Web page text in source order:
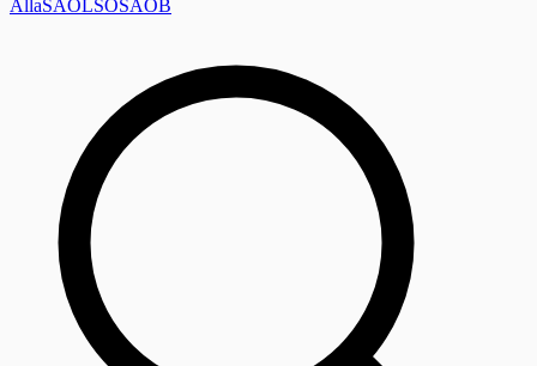
AllaSAOLSOSAOB